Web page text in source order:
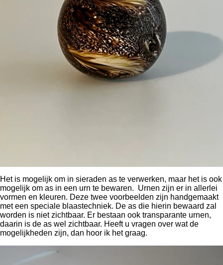
Het is mogelijk om in sieraden as te verwerken, maar het is ook
mogelijk om as in een urn te bewaren. Urnen zijn er in allerlei
vormen en kleuren. Deze twee voorbeelden zijn handgemaakt
met een speciale blaastechniek. De as die hierin bewaard zal
worden is niet zichtbaar. Er bestaan ook transparante urnen,
daarin is de as wel zichtbaar. Heeft u vragen over wat de
mogelijkheden zijn, dan hoor ik het graag.